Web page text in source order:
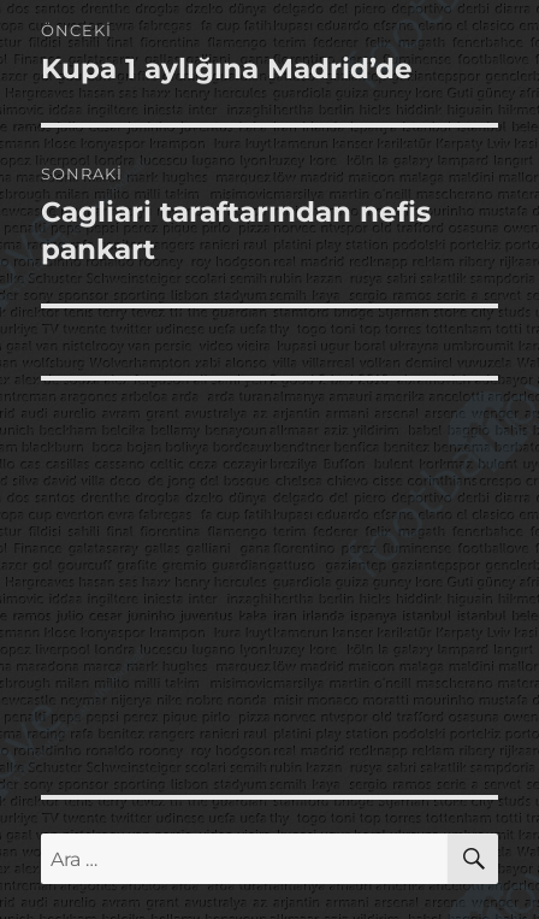
Yazı
gezinmesi
ÖNCEKI
Önceki
yazı:
Kupa 1 aylığına Madrid’de
SONRAKI
Sonraki
yazı:
Cagliari taraftarından nefis
pankart
Ara: